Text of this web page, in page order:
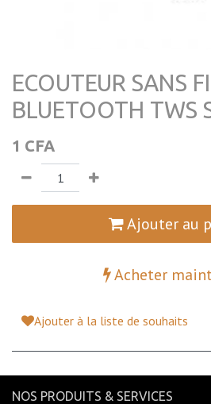
ECOUTEUR SANS
BLUETOOTH TWS
1 CFA
Ajouter au
Acheter
Ajouter à la liste de souhaits
NOS PRODUITS & SERVICES